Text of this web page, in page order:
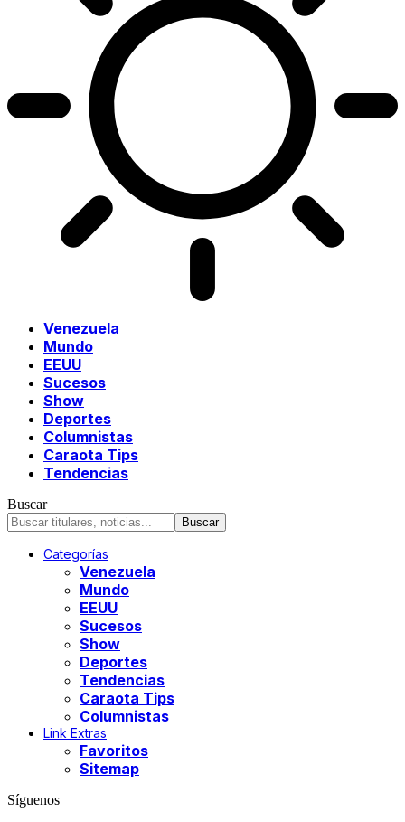
Venezuela
Mundo
EEUU
Sucesos
Show
Deportes
Columnistas
Caraota Tips
Tendencias
Buscar
Categorías
Venezuela
Mundo
EEUU
Sucesos
Show
Deportes
Tendencias
Caraota Tips
Columnistas
Link Extras
Favoritos
Sitemap
Síguenos